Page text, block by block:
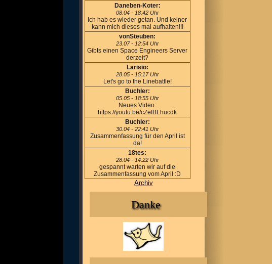
Daneben-Koter:
08.04 - 18:42 Uhr
Ich hab es wieder getan. Und keiner
kann mich dieses mal aufhalten!!!
vonSteuben:
23.07 - 12:54 Uhr
Gibts einen Space Engineers Server
derzeit?
Larisio:
28.05 - 15:17 Uhr
Let's go to the Linebattle!
Buchler:
05.05 - 18:55 Uhr
Neues Video:
https://youtu.be/cZeIBLhucdk
Buchler:
30.04 - 22:41 Uhr
Zusammenfassung für den April ist
da!
18tes:
28.04 - 14:22 Uhr
gespannt warten wir auf die
Zusammenfassung vom April :D
Archiv
Danke